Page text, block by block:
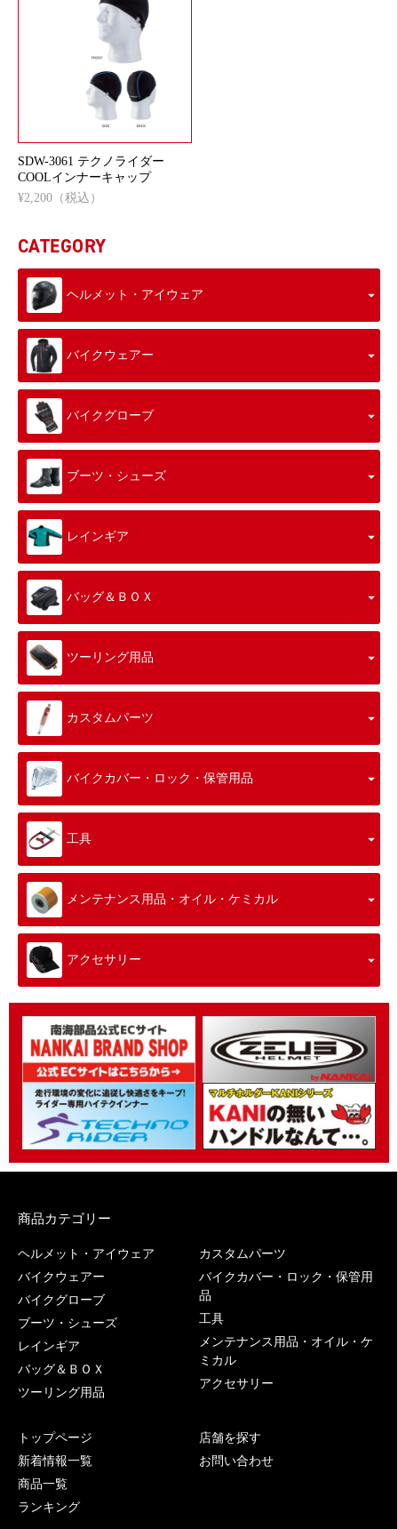
SDW-3061 テクノライダー
COOLインナーキャップ
¥2,200（税込）
CATEGORY
ヘルメット・アイウェア
バイクウェアー
バイクグローブ
ブーツ・シューズ
レインギア
バッグ＆ＢＯＸ
ツーリング用品
カスタムパーツ
バイクカバー・ロック・保管用品
工具
メンテナンス用品・オイル・ケミカル
アクセサリー
商品カテゴリー
ヘルメット・アイウェア
バイクウェアー
バイクグローブ
ブーツ・シューズ
レインギア
バッグ＆ＢＯＸ
ツーリング用品
カスタムパーツ
バイクカバー・ロック・保管用
品
工具
メンテナンス用品・オイル・ケ
ミカル
アクセサリー
トップページ
新着情報一覧
商品一覧
ランキング
店舗を探す
お問い合わせ